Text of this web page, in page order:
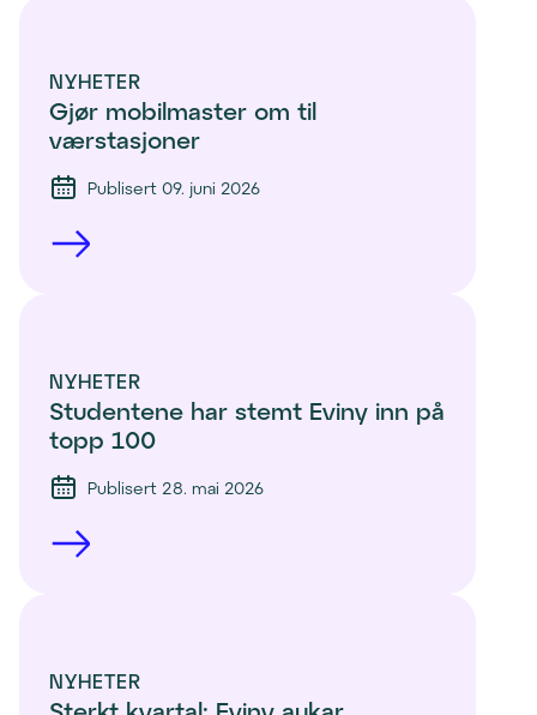
NYHETER
Gjør mobilmaster om til
værstasjoner
Publisert 09. juni 2026
NYHETER
Studentene har stemt Eviny inn på
topp 100
Publisert 28. mai 2026
NYHETER